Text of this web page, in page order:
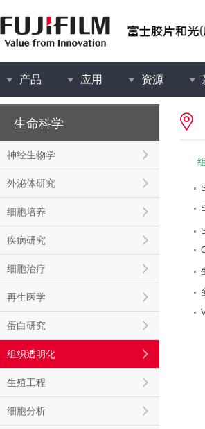
产品 应用 资源
生命科学
神经生物学
外泌体研究
细胞培养
疾病研究
细胞治疗
再生医学
蛋白研究
组织透明化
生殖工程
细胞分析